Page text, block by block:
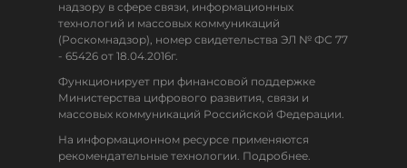
надзору в сфере связи, информационных
технологий и массовых коммуникаций
(Роскомнадзор), номер свидетельства ЭЛ № ФС 77
- 65426 от 18.04.2016г.
Функционирует при финансовой поддержке
Министерства цифрового развития, связи и
массовых коммуникаций Российской Федерации.
На информационном ресурсе применяются
рекомендательные технологии. Подробнее.